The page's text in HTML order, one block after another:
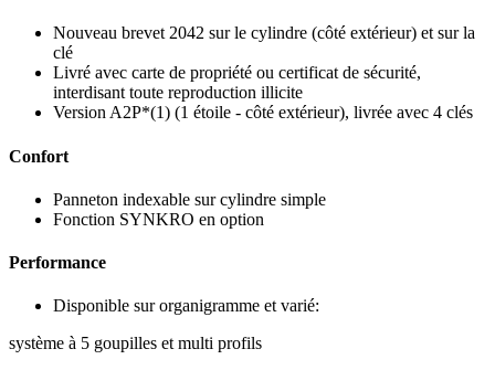
Nouveau brevet 2042 sur le cylindre (côté extérieur) et sur la
clé
Livré avec carte de propriété ou certificat de sécurité,
interdisant toute reproduction illicite
Version A2P*(1) (1 étoile - côté extérieur), livrée avec 4 clés
Confort
Panneton indexable sur cylindre simple
Fonction SYNKRO en option
Performance
Disponible sur organigramme et varié:
système à 5 goupilles et multi profils